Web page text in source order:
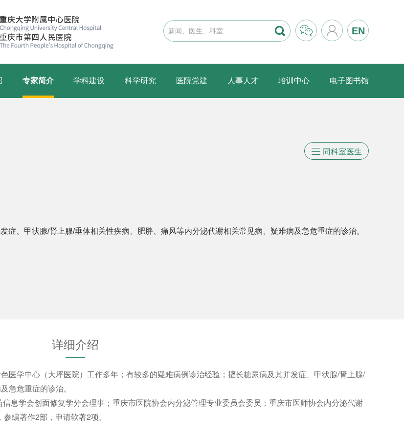
   EN
专家简介 学科建设 科学研究 医院党建 人事人才 培训中心 电子图书馆
 同科室医生
症、甲状腺/肾上腺/垂体相关性疾病、肥胖、痛风等内分泌代谢相关常见病、疑难病及急危重症的诊治。
详细介绍
医学中心（大坪医院）工作多年；有较多的疑难病例诊治经验；擅长糖尿病及其并发症、甲状腺/肾上腺/
急危重症的诊治。
息学会创面修复学分会理事；重庆市医院协会内分泌管理专业委员会委员；重庆市医师协会内分泌代谢
编著作2部，申请软著2项。